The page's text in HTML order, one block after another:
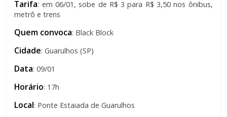
Tarifa: em 06/01, sobe de R$ 3 para R$ 3,50 nos ônibus,
metrô e trens
Quem convoca: Black Block
Cidade: Guarulhos (SP)
Data: 09/01
Horário: 17h
Local: Ponte Estaiada de Guarulhos